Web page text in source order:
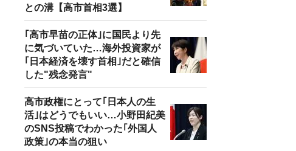
との溝【高市首相3選】
｢高市早苗の正体｣に国民より先
に気づいていた…海外投資家が
｢日本経済を壊す首相｣だと確信
した"残念発言"
高市政権にとって｢日本人の生
活｣はどうでもいい…小野田紀美
のSNS投稿でわかった｢外国人
政策｣の本当の狙い